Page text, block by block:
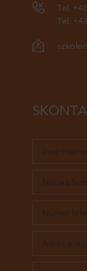
Tel.
Tel.